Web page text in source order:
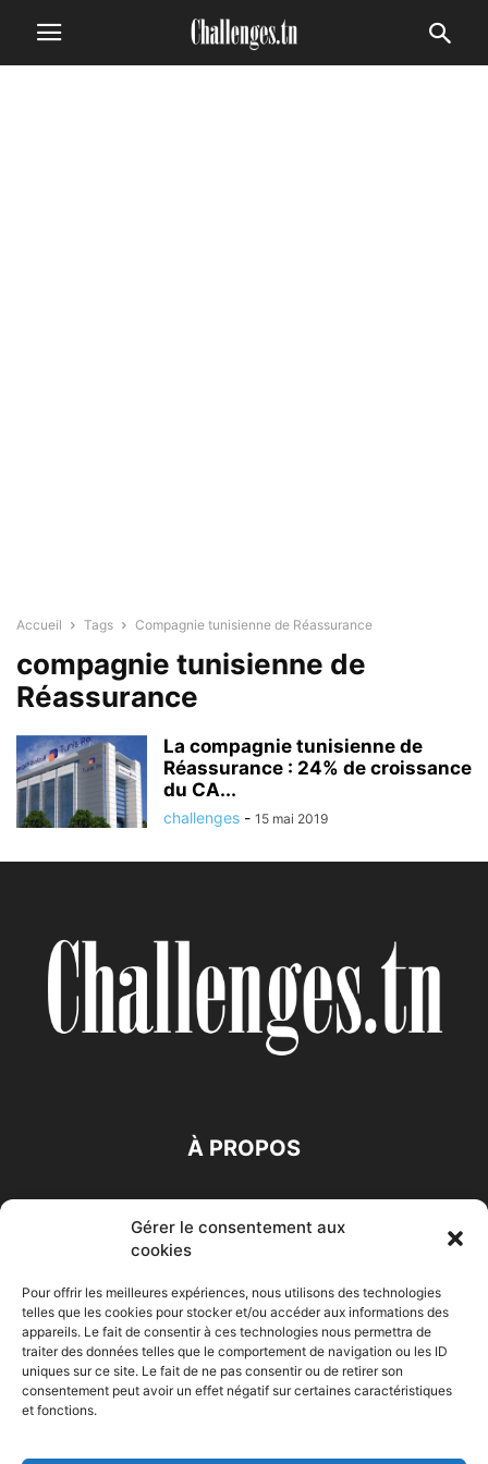
Gérer le consentement aux
cookies
Pour offrir les meilleures expériences, nous utilisons des technologies
telles que les cookies pour stocker et/ou accéder aux informations des
appareils. Le fait de consentir à ces technologies nous permettra de
traiter des données telles que le comportement de navigation ou les ID
uniques sur ce site. Le fait de ne pas consentir ou de retirer son
consentement peut avoir un effet négatif sur certaines caractéristiques
et fonctions.
Accueil Tags Compagnie tunisienne de Réassurance
compagnie tunisienne de
Réassurance
La compagnie tunisienne de
Réassurance : 24% de croissance
du CA...
challenges - 15 mai 2019
À PROPOS
Accueil Economie Entreprises Entrepreneur
Maghreb